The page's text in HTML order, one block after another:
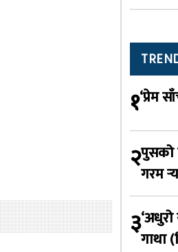
१‘प्रेम
२पुसको
गरम
३गाथा